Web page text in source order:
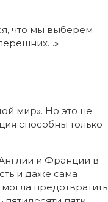
что мы выберем
мир». Но это не
способны только
и Франции в
и даже сама
могла предотвратить